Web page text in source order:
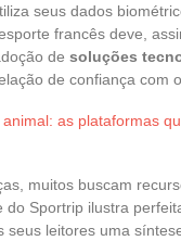
seus dados
francês deve,
de soluções
de confiança com
animal: as plataformas
muitos buscam
do Sportrip ilustra
seus leitores uma